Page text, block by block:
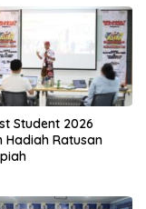
Student 2026
Hadiah Ratusan